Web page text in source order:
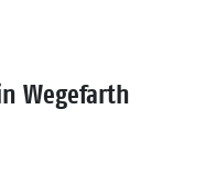
Wegefarth